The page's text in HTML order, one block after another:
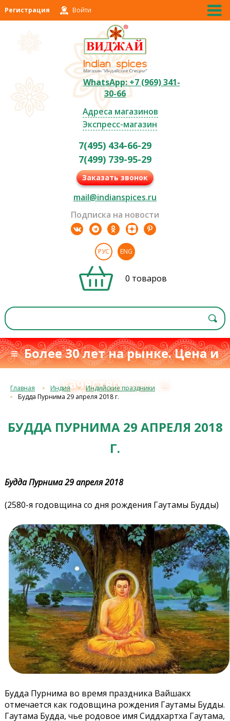
Регистрация Войти
WhatsApp: +7 (969) 341-
30-66
Адреса магазинов
Экспресс-магазин
7(495) 434-66-29
7(499) 739-95-29
Заказать звонок
mail@indianspices.ru
Подписка на новости
РУС ENG
0 товаров
≡ Более 30 лет на рынке. Цена и
качествос 1993 г. ≡
Главная Индия
Индийские праздники
Будда Пурнима 29 апреля 2018 г.
БУДДА ПУРНИМА 29 АПРЕЛЯ 2018
Г.
Будда Пурнима 29 апреля 2018
(2580-я годовщина со дня рождения Гаутамы Будды)
Будда Пурнима во время праздника Вайшакх
отмечается как годовщина рождения Гаутамы Будды.
Гаутама Будда, чье родовое имя Сиддхартха Гаутама,